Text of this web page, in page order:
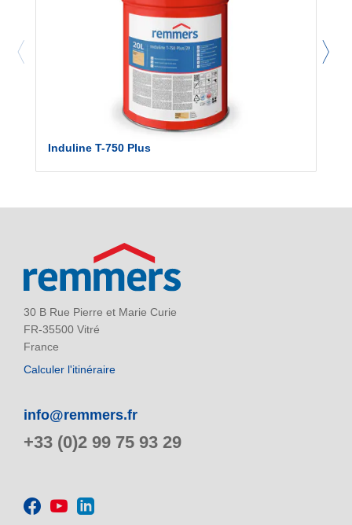
Induline T-750 Plus
30 B Rue Pierre et Marie Curie
FR-35500 Vitré
France
Calculer l'itinéraire
info@remmers.fr
+33 (0)2 99 75 93 29